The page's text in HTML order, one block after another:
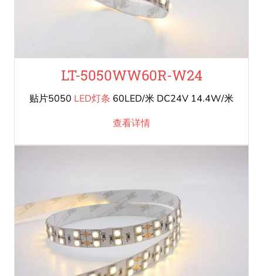
LT-5050WW60R-W24
贴片5050 LED灯条 60LED/米 DC24V 14.4W/米
查看详情